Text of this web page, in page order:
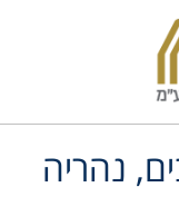
נהריה